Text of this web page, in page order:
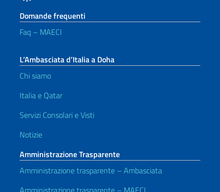
Domande frequenti
Faq – MAECI
L’Ambasciata d’Italia a Doha
Chi siamo
Italia e Qatar
Servizi Consolari e Visti
Notizie
Amministrazione Trasparente
Amministrazione trasparente – Ambasciata